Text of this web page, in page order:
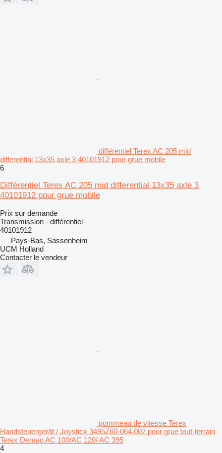
différentiel Terex AC 205 mid
differential 13x35 axle 3 40101912 pour grue mobile
6
Différentiel Terex AC 205 mid differential 13x35 axle 3
40101912 pour grue mobile
Prix sur demande
Transmission - différentiel
40101912
Pays-Bas, Sassenheim
UCM Holland
Contacter le vendeur
pommeau de vitesse Terex
Handsteuergerät / Joystick 3495Z60-064.002 pour grue tout-terrain
Terex Demag AC 100/AC 120/ AC 395
4